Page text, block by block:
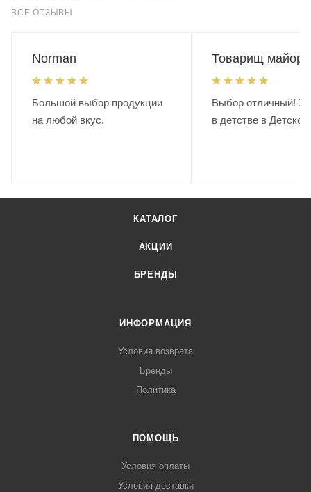
ВСЕ ОТЗЫВЫ
Norman
Большой выбор продукции
на любой вкус.
Товарищ майор.
Выбор отличный!
в детстве в
КАТАЛОГ
АКЦИИ
БРЕНДЫ
ИНФОРМАЦИЯ
Условия возврата
Бренды
Политика
ПОМОЩЬ
Условия оплаты
Условия доставки